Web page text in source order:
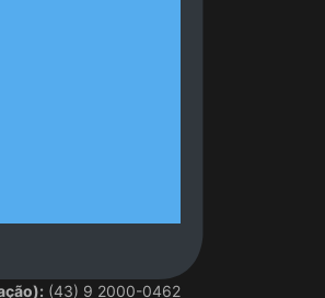
(43) 9 2000-0462